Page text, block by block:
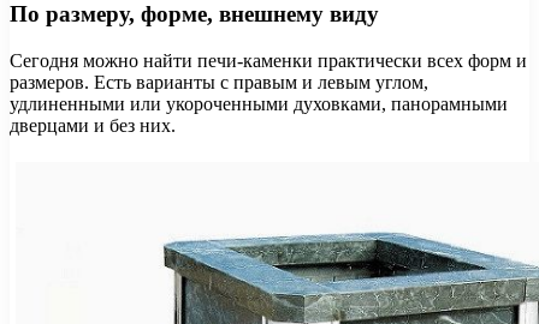
По размеру, форме, внешнему виду
Сегодня можно найти печи-каменки практически всех форм и
размеров. Есть варианты с правым и левым углом,
удлиненными или укороченными духовками, панорамными
дверцами и без них.